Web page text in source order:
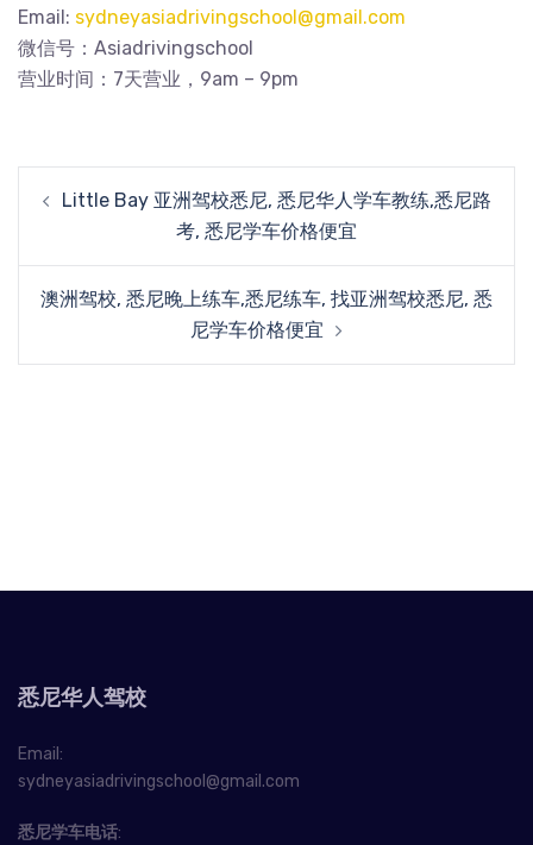
Email: sydneyasiadrivingschool@gmail.com
微信号：Asiadrivingschool
营业时间：7天营业，9am – 9pm
navigation
Little Bay 亚洲驾校悉尼, 悉尼华人学车教练,悉尼路
考, 悉尼学车价格便宜
澳洲驾校, 悉尼晚上练车,悉尼练车, 找亚洲驾校悉尼, 悉
尼学车价格便宜
悉尼华人驾校
Email:
sydneyasiadrivingschool@gmail.com
悉尼学车电话: